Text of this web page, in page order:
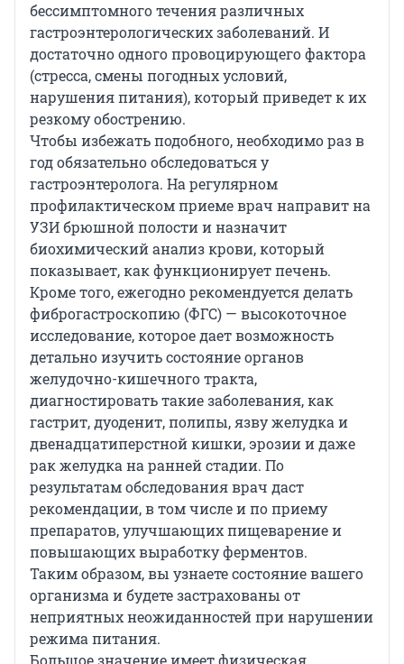
бессимптомного течения различных
гастроэнтерологических заболеваний. И
достаточно одного провоцирующего фактора
(стресса, смены погодных условий,
нарушения питания), который приведет к их
резкому обострению.
Чтобы избежать подобного, необходимо раз в
год обязательно обследоваться у
гастроэнтеролога. На регулярном
профилактическом приеме врач направит на
УЗИ брюшной полости и назначит
биохимический анализ крови, который
показывает, как функционирует печень.
Кроме того, ежегодно рекомендуется делать
фиброгастроскопию (ФГС) — высокоточное
исследование, которое дает возможность
детально изучить состояние органов
желудочно-кишечного тракта,
диагностировать такие заболевания, как
гастрит, дуоденит, полипы, язву желудка и
двенадцатиперстной кишки, эрозии и даже
рак желудка на ранней стадии. По
результатам обследования врач даст
рекомендации, в том числе и по приему
препаратов, улучшающих пищеварение и
повышающих выработку ферментов.
Таким образом, вы узнаете состояние вашего
организма и будете застрахованы от
неприятных неожиданностей при нарушении
режима питания.
Большое значение имеет физическая